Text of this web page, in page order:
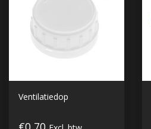
Ventilatiedop